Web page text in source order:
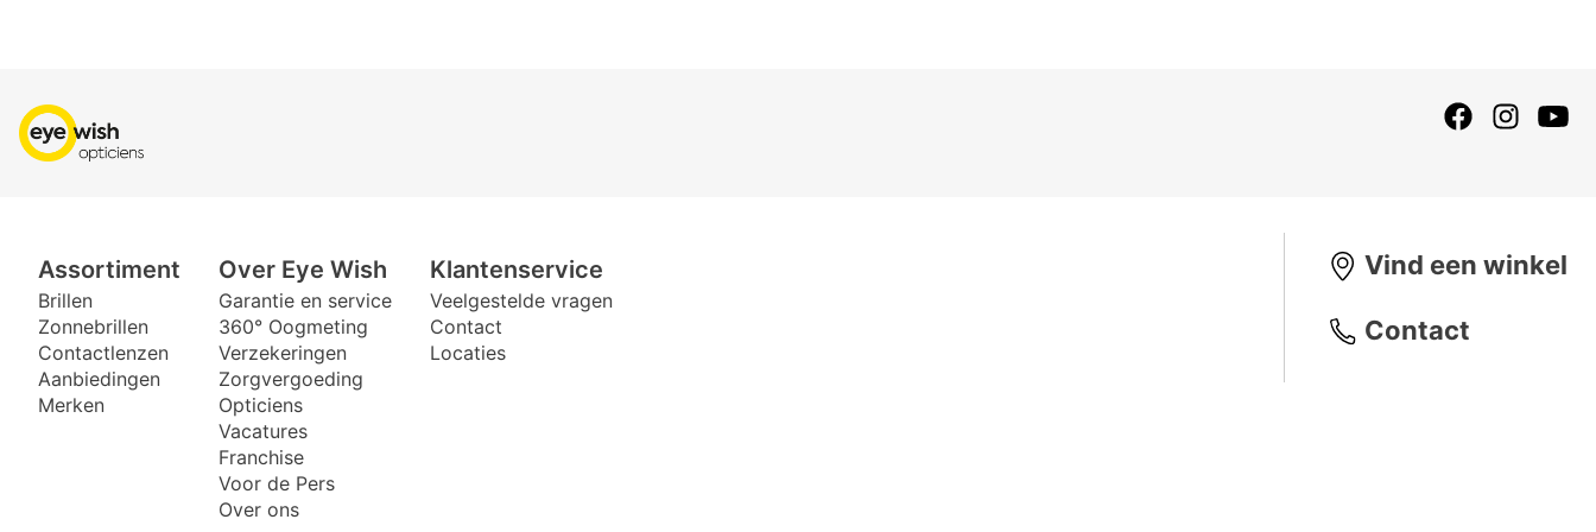
Assortiment
Brillen
Zonnebrillen
Contactlenzen
Aanbiedingen
Merken
Over Eye Wish
Garantie en service
360° Oogmeting
Verzekeringen
Zorgvergoeding
Opticiens
Vacatures
Franchise
Voor de Pers
Over ons
Klantenservice
Veelgestelde vragen
Contact
Locaties
Vind een winkel
Contact